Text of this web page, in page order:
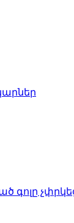
«Ինտեր